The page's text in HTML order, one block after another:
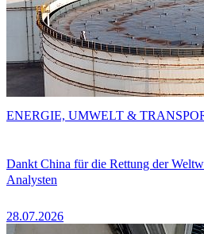
Dankt China für die Rettung der
Analysten
28.07.2026
ENERGIE, UMWELT &